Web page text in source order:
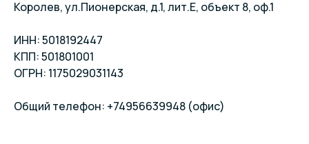
Королев, ул.Пионерская, д.1, лит.Е, объект 8, оф.1
ИНН: 5018192447
КПП: 501801001
ОГРН: 1175029031143
Общий телефон: +74956639948 (офис)